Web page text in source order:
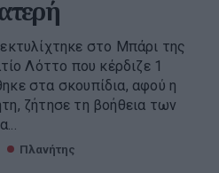
στο Μπάρι της
Λόττο που κέρδιζε 1
στα σκουπίδια, αφού η
ζήτησε τη βοήθεια των
Πλανήτης